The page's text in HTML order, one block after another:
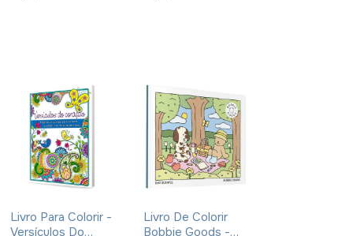
Livro Para Colorir -
Versículos Do
Livro De Colorir
Bobbie Goods -